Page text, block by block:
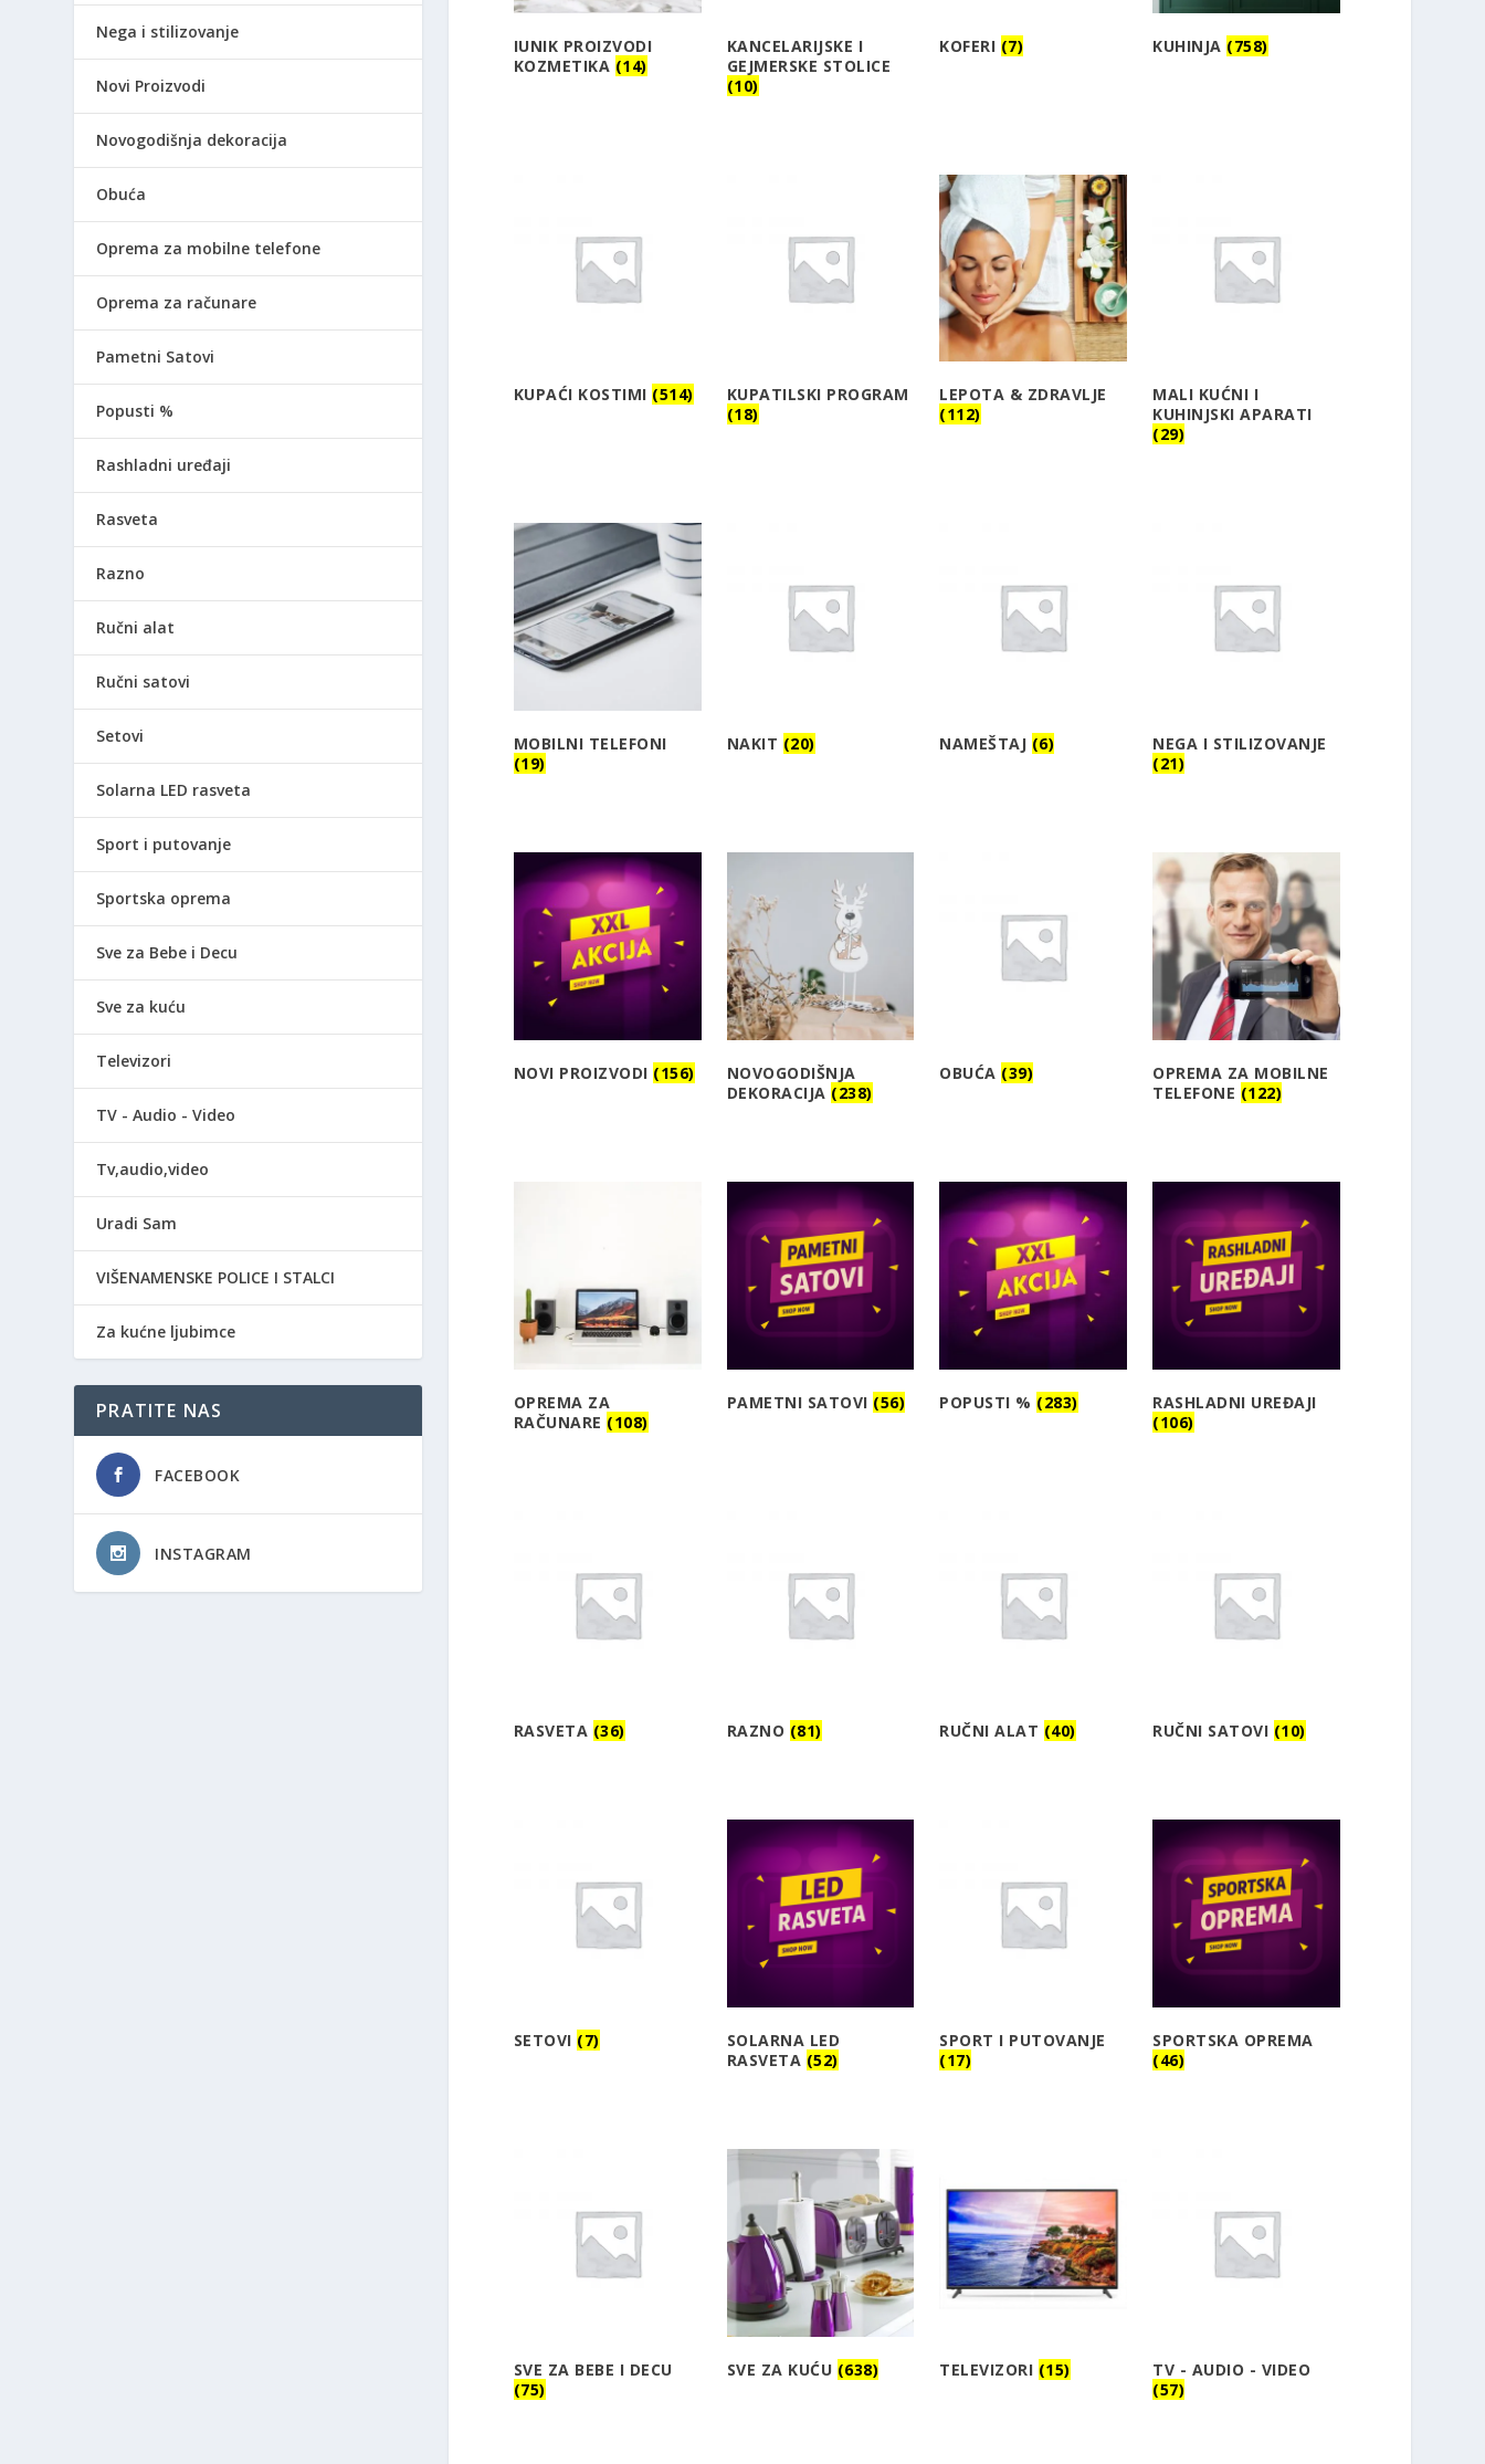
IUNIK PROIZVODI
KOZMETIKA (14)
KANCELARIJSKE I
GEJMERSKE STOLICE
(10)
KOFERI (7) KUHINJA (758)
KUPAĆI KOSTIMI (514)
KUPATILSKI PROGRAM
(18)
LEPOTA & ZDRAVLJE
(112)
MALI KUĆNI I
KUHINJSKI APARATI
(29)
MOBILNI TELEFONI
(19)
NAKIT (20) NAMEŠTAJ (6)
NEGA I STILIZOVANJE
(21)
NOVI PROIZVODI (156)
NOVOGODIŠNJA
DEKORACIJA (238)
OBUĆA (39)
OPREMA ZA MOBILNE
TELEFONE (122)
OPREMA ZA
RAČUNARE (108)
PAMETNI SATOVI (56) POPUSTI % (283)
RASHLADNI UREĐAJI
(106)
RASVETA (36) RAZNO (81) RUČNI ALAT (40) RUČNI SATOVI (10)
SETOVI (7)
SOLARNA LED
RASVETA (52)
SPORT I PUTOVANJE
(17)
SPORTSKA OPREMA
(46)
SVE ZA BEBE I DECU
(75)
SVE ZA KUĆU (638) TELEVIZORI (15)
TV - AUDIO - VIDEO
(57)
Nega i stilizovanje
Novi Proizvodi
Novogodišnja dekoracija
Obuća
Oprema za mobilne telefone
Oprema za računare
Pametni Satovi
Popusti %
Rashladni uređaji
Rasveta
Razno
Ručni alat
Ručni satovi
Setovi
Solarna LED rasveta
Sport i putovanje
Sportska oprema
Sve za Bebe i Decu
Sve za kuću
Televizori
TV - Audio - Video
Tv,audio,video
Uradi Sam
VIŠENAMENSKE POLICE I STALCI
Za kućne ljubimce
PRATITE NAS
FACEBOOK
INSTAGRAM